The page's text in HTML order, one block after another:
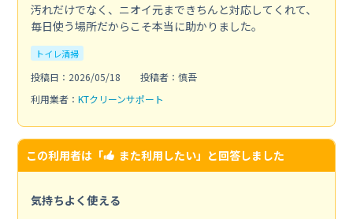
汚れだけでなく、ニオイ元まできちんと対応してくれて、
毎日使う場所だからこそ本当に助かりました。
トイレ清掃
投稿日：2026/05/18
投稿者：慎吾
利用業者： KTクリーンサポート
この利用者は「 また利用したい」と回答しました
気持ちよく使える